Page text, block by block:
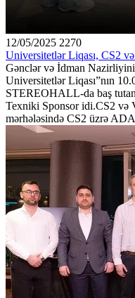
12/05/2025 2270
Universitetlər Liqası, CS2
Gənclər və İdman
Universitetlər Liqası”nın
STEREOHALL-da baş
Texniki Sponsor idi.CS2 və
mərhələsində CS2 üzrə